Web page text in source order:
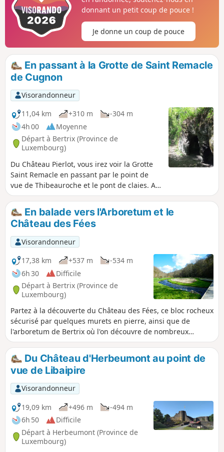
donnant un petit coup de pouce !
Je donne un coup de pouce
En passant à la Grotte de Saint Remacle
de Cugnon
Visorandonneur
11,04 km
+310 m
-304 m
4h 00
Moyenne
Départ à Bertrix (Province de
Luxembourg)
Du Château Pierlot, vous irez voir la Grotte
Saint Remacle en passant par le point de
vue de Thibeauroche et le pont de claies. Au
prix d'une petite grimpette supplémentaire,
vous arriverez au point de vue de la Croix
qui surplombe toute la vallée. Le retour se
fera, sur une petite partie, par des chemins
délaissés pour terminer par la Chapelle du
Prompt Secours et le point de vue de
Mergyre.
En balade vers l'Arboretum et le
Château des Fées
Visorandonneur
17,38 km
+537 m
-534 m
6h 30
Difficile
Départ à Bertrix (Province de
Luxembourg)
Partez à la découverte du Château des Fées, ce bloc rocheux
sécurisé par quelques murets en pierre, ainsi que de
l'arboretum de Bertrix où l'on découvre de nombreux
exemplaires d'arbres issus des quatre coins du monde.Cette
belle balade exclusivement forestière, très peu fréquentée,
est à considérer comme difficile non seulement pour son
dénivelé positif cumulé mais aussi à cause de quelques
passages sur des sentiers à forte déclivité ou inexistants
sur le terrain. Ce n'est pas les Alpes ni les Vosges ...
simplement la Wallonie côté Semois !
Du Château d'Herbeumont au point de
vue de Libaipire
Visorandonneur
19,09 km
+496 m
-494 m
6h 50
Difficile
Départ à Herbeumont (Province de
Luxembourg)